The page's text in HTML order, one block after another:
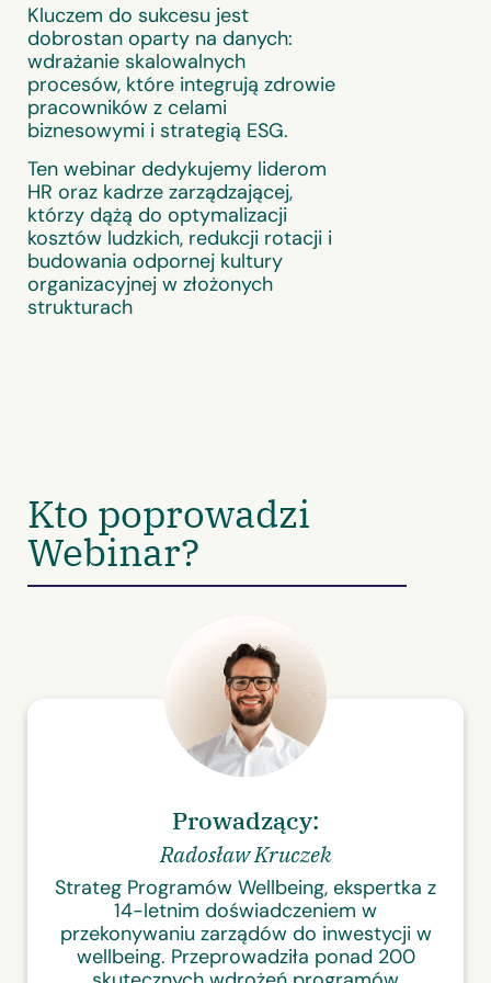
Kluczem do sukcesu jest
dobrostan oparty na danych:
wdrażanie skalowalnych
procesów, które integrują zdrowie
pracowników z celami
biznesowymi i strategią ESG.
Ten webinar dedykujemy liderom
HR oraz kadrze zarządzającej,
którzy dążą do optymalizacji
kosztów ludzkich, redukcji rotacji i
budowania odpornej kultury
organizacyjnej w złożonych
strukturach
Kto poprowadzi
Webinar?
Prowadzący:
Radosław Kruczek
Strateg Programów Wellbeing, ekspertka z
14-letnim doświadczeniem w
przekonywaniu zarządów do inwestycji w
wellbeing. Przeprowadziła ponad 200